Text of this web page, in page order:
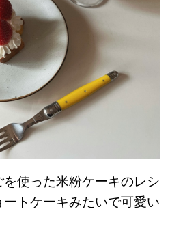
を使った米粉ケーキのレシ
トケーキみたいで可愛い